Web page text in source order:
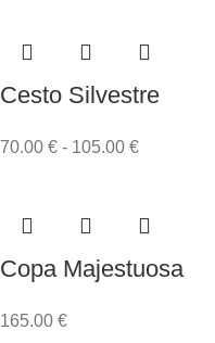
Cesto Silvestre
70.00 € - 105.00 €
Copa Majestuosa
165.00 €